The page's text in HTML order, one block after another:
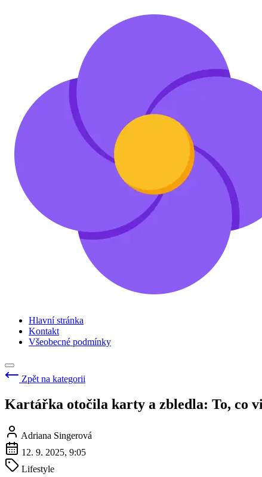
Hlavní stránka
Kontakt
Všeobecné podmínky
Zpět na kategorii
Kartářka otočila karty a zbledla: To, co
Adriana Singerová
12. 9. 2025, 9:05
Lifestyle